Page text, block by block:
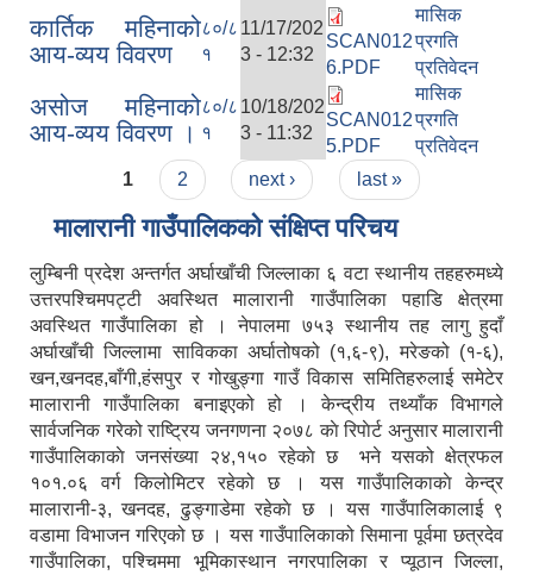
कार्तिक महिनाको
आय-व्यय विवरण
८०/८
१
11/17/202
3 - 12:32
SCAN012
6.PDF
मासिक
प्रगति
प्रतिवेदन
असोज महिनाको
आय-व्यय विवरण ।
८०/८
१
10/18/202
3 - 11:32
SCAN012
5.PDF
मासिक
प्रगति
प्रतिवेदन
Pages
1 2 next › last »
मालारानी गाउँपालिकको संक्षिप्त परिचय
लुम्बिनी प्रदेश अन्तर्गत अर्घाखाँची जिल्लाका ६ वटा स्थानीय तहहरुमध्ये
उत्तरपश्चिमपट्टी अवस्थित मालारानी गाउँपालिका पहाडि क्षेत्रमा
अवस्थित गाउँपालिका हो । नेपालमा ७५३ स्थानीय तह लागु हुदाँ
अर्घाखाँची जिल्लामा साविकका अर्घातोषको (१,६-९), मरेङको (१-६),
खन,खनदह,बाँगी,हंसपुर र गोखुङ्गा गाउँ विकास समितिहरुलाई समेटेर
मालारानी गाउँपालिका बनाइएको हो । केन्द्रीय तथ्याँक विभागले
सार्वजनिक गरेको राष्ट्रिय जनगणना २०७८ काे रिपाेर्ट अनुसार मालारानी
गाउँपालिकाकाे जनसंख्या २४,१५० रहेकाे छ भने यसको क्षेत्रफल
१०१.०६ वर्ग किलोमिटर रहेको छ । यस गाउँपालिकाकाे केन्द्र
मालारानी-३, खनदह, ढुङ्गाडेमा रहेकाे छ । यस गाउँपालिकालाई ९
वडामा विभाजन गरिएको छ । यस गाउँपालिकाको सिमाना पूर्वमा छत्रदेव
गाउँपालिका, पश्चिममा भूमिकास्थान नगरपालिका र प्यूठान जिल्ला,